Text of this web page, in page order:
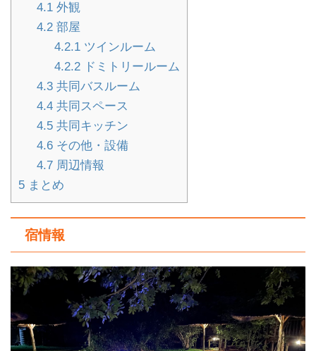
4.1外観
4.2部屋
4.2.1 ツインルーム
4.2.2 ドミトリールーム
4.3共同バスルーム
4.4共同スペース
4.5共同キッチン
4.6その他・設備
4.7周辺情報
5 まとめ
宿情報